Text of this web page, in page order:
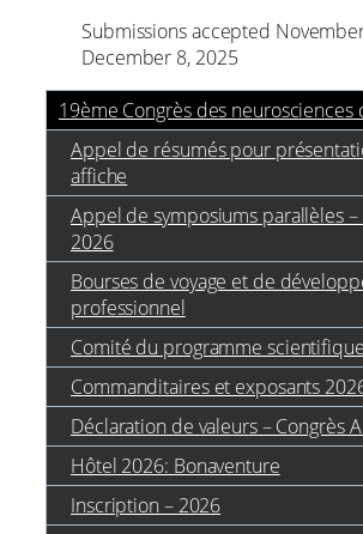
Submissions accepted
December 8, 2025
19ème Congrès des neurosciences
Appel de résumés pour
affiche
Appel de symposiums parallèles –
2026
Bourses de voyage et de
professionnel
Comité du programme
Commanditaires et exposants
Déclaration de valeurs – Congrès
Hôtel 2026: Bonaventure
Inscription – 2026